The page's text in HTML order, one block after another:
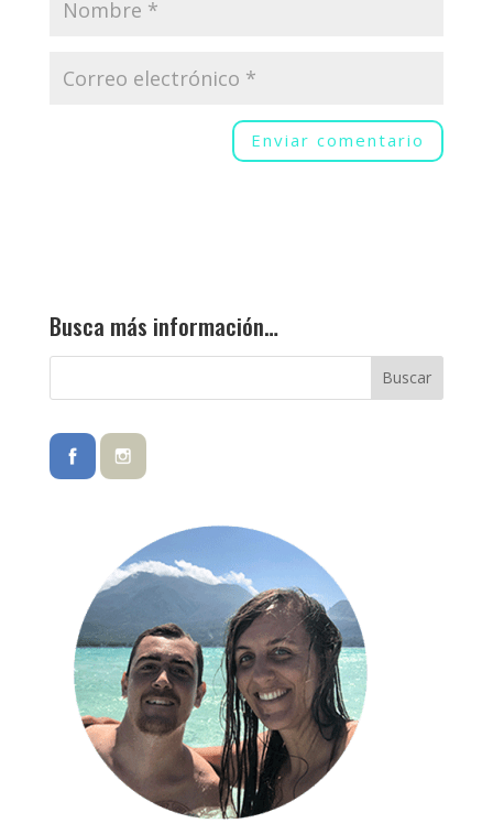
Busca más información…